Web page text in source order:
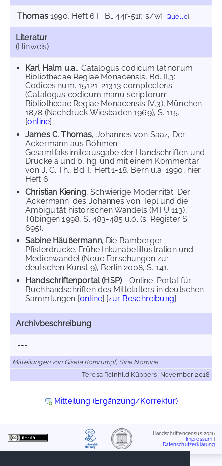
Thomas1990, Heft 6 [= Bl. 44r-51r, s/w] [Quelle]
Literatur
(Hinweis)
Karl Halm u.a., Catalogus codicum latinorum
Bibliothecae Regiae Monacensis, Bd. II,3:
Codices num. 15121-21313 complectens
(Catalogus codicum manu scriptorum
Bibliothecae Regiae Monacensis IV,3), München
1878 (Nachdruck Wiesbaden 1969), S. 115.
[online]
James C. Thomas, Johannes von Saaz, Der
Ackermann aus Böhmen.
Gesamtfaksimileausgabe der Handschriften und
Drucke a und b, hg. und mit einem Kommentar
von J. C. Th., Bd. I, Heft 1-18, Bern u.a. 1990, hier
Heft 6.
Christian Kiening, Schwierige Modernität. Der
'Ackermann' des Johannes von Tepl und die
Ambiguität historischen Wandels (MTU 113),
Tübingen 1998, S. 483-485 u.ö. (s. Register S.
695).
Sabine Häußermann, Die Bamberger
Pfisterdrucke. Frühe Inkunabelillustration und
Medienwandel (Neue Forschungen zur
deutschen Kunst 9), Berlin 2008, S. 141.
Handschriftenportal (HSP)- Online-Portal für
Buchhandschriften des Mittelalters in deutschen
Sammlungen [online] [zur Beschreibung]
Archivbeschreibung
---
Mitteilungen von Gisela Kornrumpf, Sine Nomine
Teresa Reinhild Küppers, November 2018
Mitteilung (Ergänzung/Korrektur)
Handschriftencensus 2026
Impressum
Datenschutzerklärung